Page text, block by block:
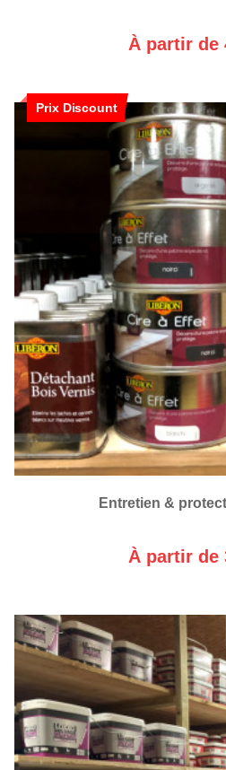
À partir de
Prix Discount
Entretien &
À partir de